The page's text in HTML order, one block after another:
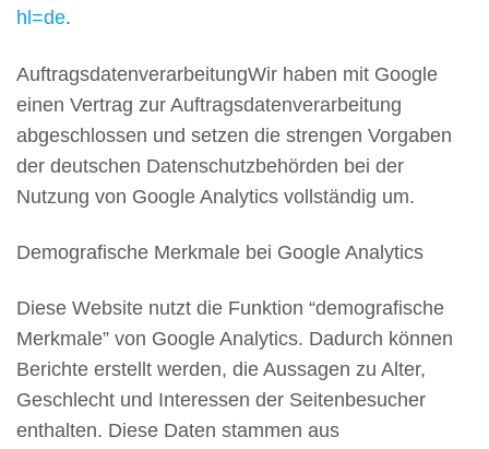
hl=de.
AuftragsdatenverarbeitungWir haben mit Google
einen Vertrag zur Auftragsdatenverarbeitung
abgeschlossen und setzen die strengen Vorgaben
der deutschen Datenschutzbehörden bei der
Nutzung von Google Analytics vollständig um.
Demografische Merkmale bei Google Analytics
Diese Website nutzt die Funktion “demografische
Merkmale” von Google Analytics. Dadurch können
Berichte erstellt werden, die Aussagen zu Alter,
Geschlecht und Interessen der Seitenbesucher
enthalten. Diese Daten stammen aus